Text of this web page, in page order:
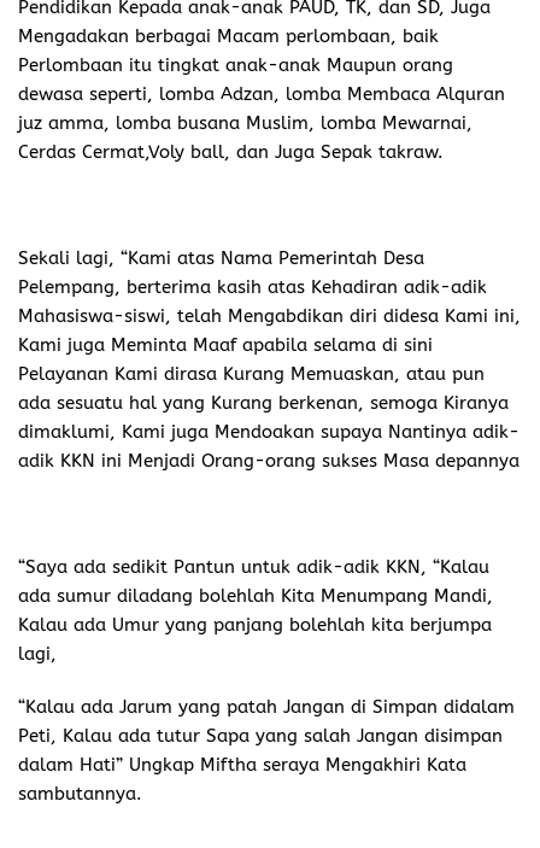
Pendidikan Kepada anak-anak PAUD, TK, dan SD, Juga
Mengadakan berbagai Macam perlombaan, baik
Perlombaan itu tingkat anak-anak Maupun orang
dewasa seperti, lomba Adzan, lomba Membaca Alquran
juz amma, lomba busana Muslim, lomba Mewarnai,
Cerdas Cermat,Voly ball, dan Juga Sepak takraw.
Sekali lagi, “Kami atas Nama Pemerintah Desa
Pelempang, berterima kasih atas Kehadiran adik-adik
Mahasiswa-siswi, telah Mengabdikan diri didesa Kami ini,
Kami juga Meminta Maaf apabila selama di sini
Pelayanan Kami dirasa Kurang Memuaskan, atau pun
ada sesuatu hal yang Kurang berkenan, semoga Kiranya
dimaklumi, Kami juga Mendoakan supaya Nantinya adik-
adik KKN ini Menjadi Orang-orang sukses Masa depannya
“Saya ada sedikit Pantun untuk adik-adik KKN, “Kalau
ada sumur diladang bolehlah Kita Menumpang Mandi,
Kalau ada Umur yang panjang bolehlah kita berjumpa
lagi,
“Kalau ada Jarum yang patah Jangan di Simpan didalam
Peti, Kalau ada tutur Sapa yang salah Jangan disimpan
dalam Hati” Ungkap Miftha seraya Mengakhiri Kata
sambutannya.